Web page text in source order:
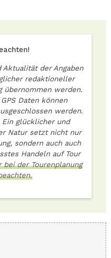
der Angaben
redaktioneller
übernommen werden.
Daten können
werden.
glücklicher und
Natur setzt nicht nur
sondern auch auch
Handeln auf Tour
der Tourenplanung